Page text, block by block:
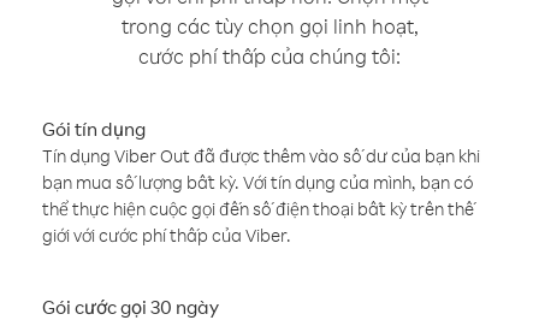
trong các tùy chọn gọi linh hoạt,
cước phí thấp của chúng tôi:
Gói tín dụng
Tín dụng Viber Out đã được thêm vào số dư của bạn khi
bạn mua số lượng bất kỳ. Với tín dụng của mình, bạn có
thể thực hiện cuộc gọi đến số điện thoại bất kỳ trên thế
giới với cước phí thấp của Viber.
Gói cước gọi 30 ngày